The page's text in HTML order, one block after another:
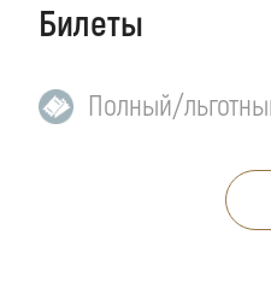
Билеты
Полный/